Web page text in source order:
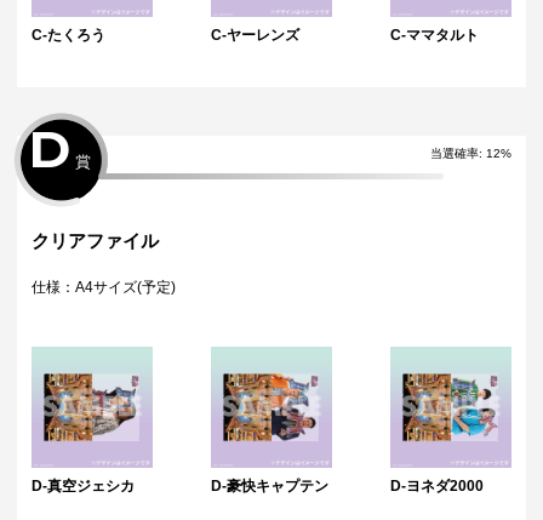
C-たくろう C-ヤーレンズ C-ママタルト
当選確率: 12%
D 賞
クリアファイル
仕様：A4サイズ(予定)
D-真空ジェシカ D-豪快キャプテン D-ヨネダ2000